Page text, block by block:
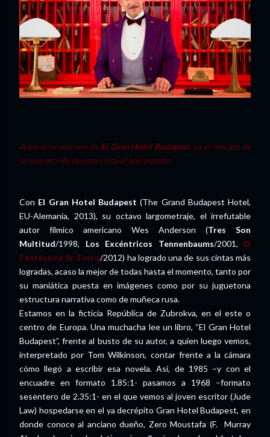
Ante el re-estreno deEl Gran Hotel Budapest, va el rescate de
lo que escribí de esta cinta el año pasado:
Con El Gran Hotel Budapest (The Grand Budapest Hotel,
EU-Alemania, 2013), su octavo largometraje, el irrefutable
autor fílmico americano Wes Anderson (Tres Son
Multitud/1998, Los Excéntricos Tennenbaums/2001, El
Fantástico Sr. Zorro/2012) ha logrado una de sus cintas más
logradas, acaso la mejor de todas hasta el momento, tanto por
su maniática puesta en imágenes como por su juguetona
estructura narrativa como de muñeca rusa.
Estamos en la ficticia República de Zubrokva, en el este o
centro de Europa. Una muchacha lee un libro, “El Gran Hotel
Budapest”, frente al busto de su autor, a quien luego vemos,
interpretado por Tom Wilkinson, contar frente a la cámara
cómo llegó a escribir esa novela. Así, de 1985 –y con el
encuadre en formato 1.85:1- pasamos a 1968 –formato
sesentero de 2.35:1- en el que vemos al joven escritor (Jude
Law) hospedarse en el ya decrépito Gran Hotel Budapest, en
donde conoce al anciano dueño, Zero Moustafa (F. Murray